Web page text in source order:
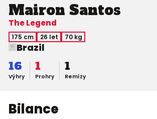
Mairon Santos
The Legend
175 cm 26 let 70 kg
Brazil
Výhry
16
Prohry
1
Remízy
1
Bilance